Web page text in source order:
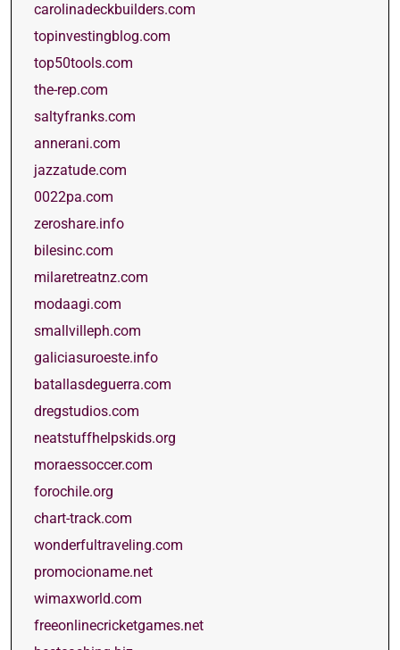
carolinadeckbuilders.com
topinvestingblog.com
top50tools.com
the-rep.com
saltyfranks.com
annerani.com
jazzatude.com
0022pa.com
zeroshare.info
bilesinc.com
milaretreatnz.com
modaagi.com
smallvilleph.com
galiciasuroeste.info
batallasdeguerra.com
dregstudios.com
neatstuffhelpskids.org
moraessoccer.com
forochile.org
chart-track.com
wonderfultraveling.com
promocioname.net
wimaxworld.com
freeonlinecricketgames.net